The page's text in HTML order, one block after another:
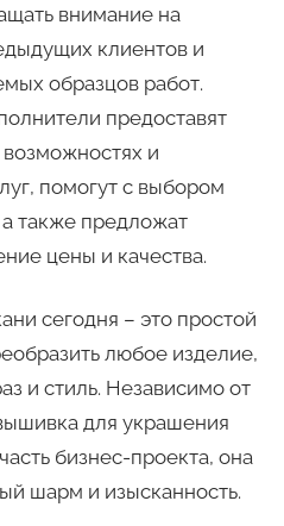
внимание на
клиентов и
образцов работ.
предоставят
и
помогут с выбором
также предложат
цены и качества.
сегодня – это простой
любое изделие,
и стиль. Независимо от
для украшения
бизнес-проекта, она
шарм и изысканность.